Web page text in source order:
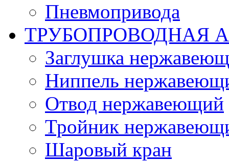
Пневмопривода
ТРУБОПРОВОДНАЯ
Заглушка
Ниппель
Отвод нержавеющий
Тройник
Шаровый кран